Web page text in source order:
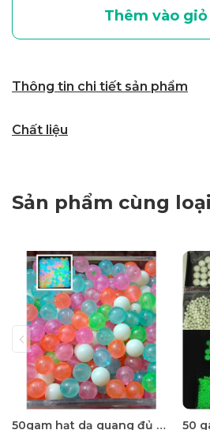
Thêm vào
Thông tin chi tiết sản phẩm
Chất liệu
Sản phẩm cùng loại
50gam hạt dạ quang đủ màu 6mm, 8mm, 10mm, 12mm, hạt nhựa tròn